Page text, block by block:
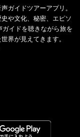
ガイドツアーアプリ。
や文化、秘密、エピソ
イドを聴きながら旅を
界が見えてきます。